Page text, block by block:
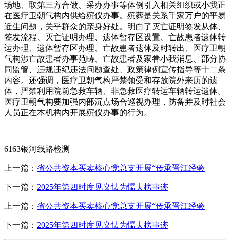
场地、取第三方合做、采办办事等体例引入相关组织或小我正
在医疗卫朝气构内供给殡仪办事。殡葬是关系千家万户的平易
近生问题，关乎群众的亲身好处。明白了灭亡证明签发从体、
签发流程、灭亡证明办理、遗体暂存区设置、亡故患者遗体转
运办理、遗体暂存区办理、亡故患者遗体及时转出、医疗卫朝
气构涉亡故患者办事范畴、亡故患者及家眷小我消息、部分协
同监管、违规违纪违法问题查处、政策律例宣传指导等十二条
内容。还强调，医疗卫朝气构严禁领受和存放院外来历的遗
体，严禁利用院前急救车辆、非急救医疗转运车辆转运遗体。
医疗卫朝气构要加强内部沉点场合巡视办理，防备并及时社会
人员正在本机构内开展殡仪办事的行为。
6163银河线路检测
上一篇： 省公共资本买卖核心党总支开展“传承晋江经验
下一篇： 2025年第四时度见义怯为懦夫榜事迹
上一篇： 省公共资本买卖核心党总支开展“传承晋江经验
下一篇： 2025年第四时度见义怯为懦夫榜事迹